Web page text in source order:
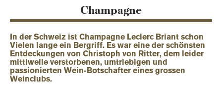
Champagne
In der Schweiz ist Champagne Leclerc Briant schon
Vielen lange ein Bergriff. Es war eine der schönsten
Entdeckungen von Christoph von Ritter, dem leider
mittlweile verstorbenen, umtriebigen und
passionierten Wein-Botschafter eines grossen
Weinclubs.